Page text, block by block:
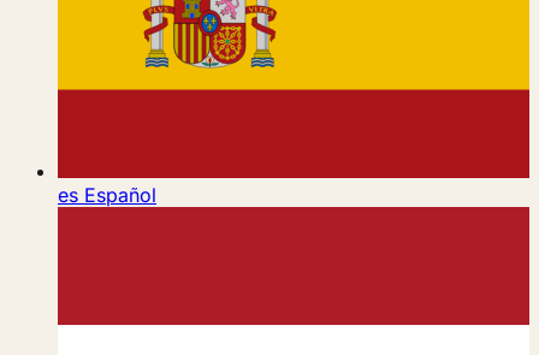
es Español